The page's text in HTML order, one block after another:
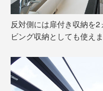
反対側には扉付き収納を
ビング収納としても使えま